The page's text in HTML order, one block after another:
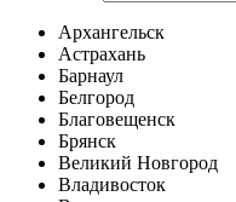
Архангельск
Астрахань
Барнаул
Белгород
Благовещенск
Брянск
Великий Новгород
Владивосток